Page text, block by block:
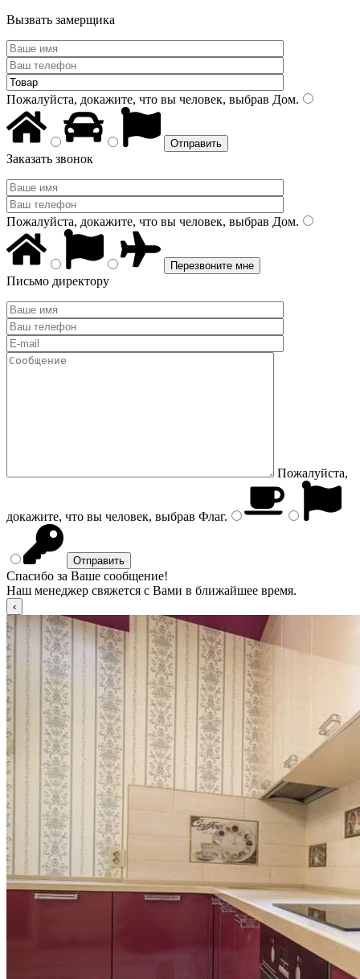
Вызвать замерщика
Пожалуйста, докажите, что вы человек, выбрав Дом.
Заказать звонок
Пожалуйста, докажите, что вы человек, выбрав Дом.
Письмо директору
Пожалуйста,
докажите, что вы человек, выбрав Флаг.
Спасибо за Ваше сообщение!
Наш менеджер свяжется с Вами в ближайшее время.